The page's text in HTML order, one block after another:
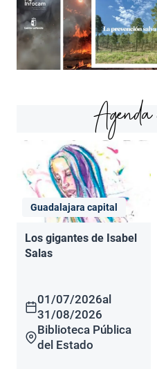
Guadalajara capital
Los gigantes de Isabel
Salas
01/07/2026al
31/08/2026
Biblioteca Pública
del Estado